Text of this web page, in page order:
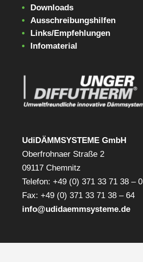
Downloads
Ausschreibungshilfen
Links/Empfehlungen
Infomaterial
UdiDÄMMSYSTEME GmbH
Oberfrohnaer Straße 2
09117 Chemnitz
Telefon: +49 (0) 371 33 71 38 – 0
Fax: +49 (0) 371 33 71 38 – 64
info@udidaemmsysteme.de